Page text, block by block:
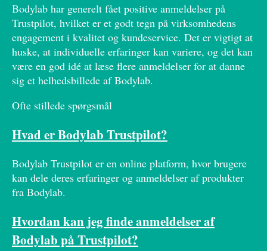
Bodylab har generelt fået positive anmeldelser på
Trustpilot, hvilket er et godt tegn på virksomhedens
engagement i kvalitet og kundeservice. Det er vigtigt at
huske, at individuelle erfaringer kan variere, og det kan
være en god idé at læse flere anmeldelser for at danne
sig et helhedsbillede af Bodylab.
Ofte stillede spørgsmål
Hvad er Bodylab Trustpilot?
Bodylab Trustpilot er en online platform, hvor brugere
kan dele deres erfaringer og anmeldelser af produkter
fra Bodylab.
Hvordan kan jeg finde anmeldelser af
Bodylab på Trustpilot?